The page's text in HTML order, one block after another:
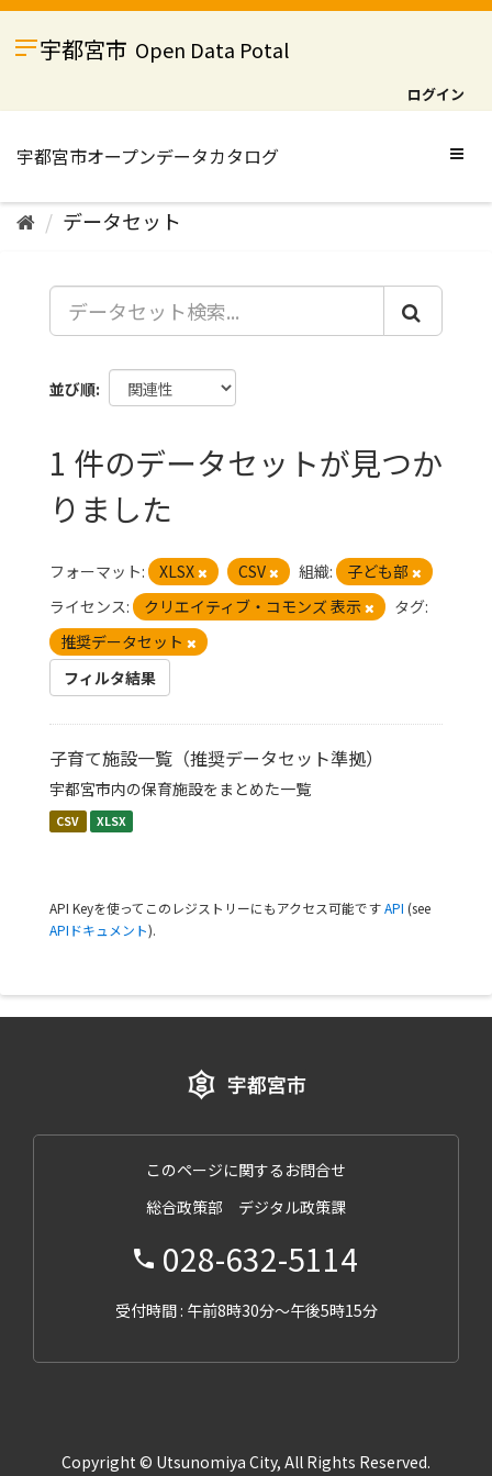
ス
宇都宮市 Open Data Potal
ログイン
データセット
並び順
1 件のデータセットが見つか
りました
フォーマット: XLSX CSV 組織:
子ども部
ライセンス:
クリエイティブ・コモンズ 表示
タグ:
推奨データセット
フィルタ結果
子育て施設一覧（推奨データセット準拠）
宇都宮市内の保育施設をまとめた一覧
CSV XLSX
API Keyを使ってこのレジストリーにもアクセス可能ですAPI (see
APIドキュメント).
このページに関するお問合せ
総合政策部 デジタル政策課
028-632-5114
受付時間 : 午前8時30分～午後5時15分
Copyright © Utsunomiya City, All Rights Reserved.